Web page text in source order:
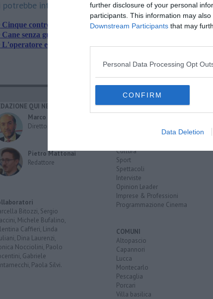
further disclosure of your personal
participants. This information may
Downstream Participants that may
Personal Data Processing Opt
CONFIRM
Data Deletion
potrebbe interessare anche:
Cinque contro uno per bullizzare un coetaneo
Cane senza guinzaglio, rimprovera il proprietario e lui lo
L'operatore ecologico lo rimprovera e lui lo investe
QUI NEWS
Marco Migli
Direttore Responsabile
Pietro Mattonai
Redattore
Bitozzi, Sergio
Michele Bufalino,
Caffieri, Linda
Dina Laurenzi,
Nocciolini, Paolo
Gabriele
Paola Silvi.
CATEGORIE
Cronaca
Cultura
Sport
Spettacoli
Interviste
Opinion Leader
Imprese & Professioni
Programmazione Cinema
COMUNI
Altopascio
Capannori
Lucca
Montecarlo
Pescaglia
Porcari
Villa basilica